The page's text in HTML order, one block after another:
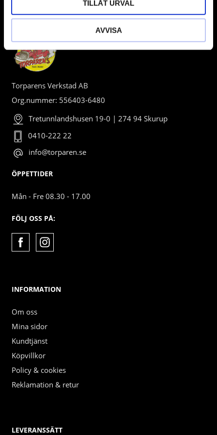
TILLÅT URVAL
AVVISA
Torparens Verkstad AB
Org.nummer: 556403-6480
Tretunnlandshusen 19-0 | 274 94 Skurup
0410-222 22
info@torparen.se
ÖPPETTIDER
Mån - Fre 08.30 - 17.00
FÖLJ OSS PÅ:
INFORMATION
Om oss
Mina sidor
Kundtjänst
Köpvillkor
Policy & cookies
Reklamation & retur
LEVERANSSÄTT